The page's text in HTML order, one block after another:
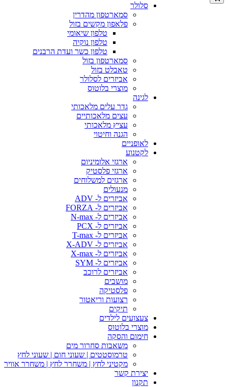
סלולר
סמארטפון מהדרין
פלאפון מקשים בזול
טלפון שיאומי
טלפון נוקיה
טלפון כשר ועדת הרבנים
סמארטפון בזול
טאבלט בזול
אביזרים לסלולר
מוצרי בלוטוס
לגינה
גדר עלים מלאכותי
עצים מלאכותיים
עציץ מלאכותי
הגנה וחיטוי
לאופניים
לקטנוע
ארגזי אלומיניום
ארגזי פלסטיק
ארגזים למשלוחים
מנעולים
אביזרים ל- ADV
אביזרים ל- FORZA
אביזרים ל- N-max
אביזרים ל- PCX
אביזרים ל- T-max
אביזרים ל- X-ADV
אביזרים ל- X-max
אביזרים ל- SYM
אביזרים לרוכב
מושבים
פלסטיקה
רצועות וריאטור
תיקים
צעצועים לילדים
מוצרי בלוטוס
חימום והסקה
משאבות סחרור מים
טרמוסטטים | שעוני חום | שעוני לחץ
מקטיני לחץ | משחרר לחץ | משחרר אוויר
יצירת קשר
תקנון